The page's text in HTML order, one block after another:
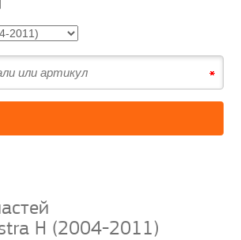
H (2004-2011)